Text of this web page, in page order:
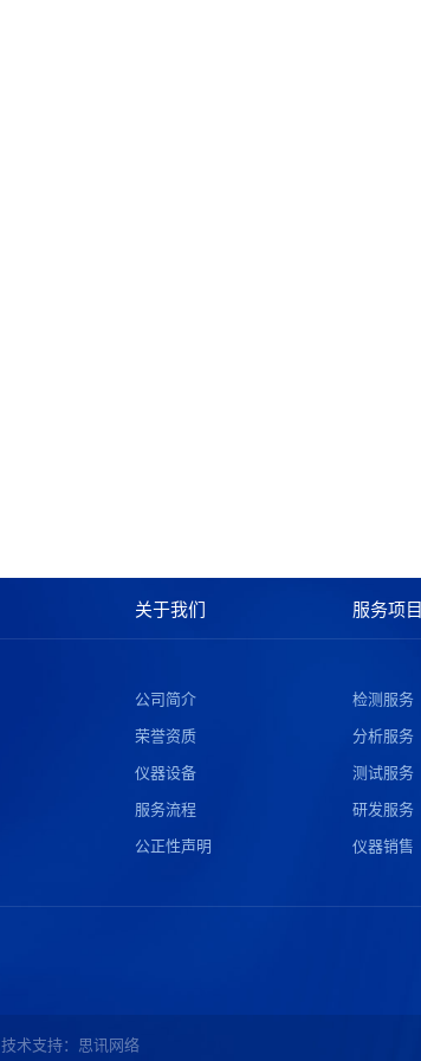
关于我们 服务项目
公司简介
荣誉资质
仪器设备
服务流程
公正性声明
检测服务
分析服务
测试服务
研发服务
仪器销售
技术支持：思讯网络